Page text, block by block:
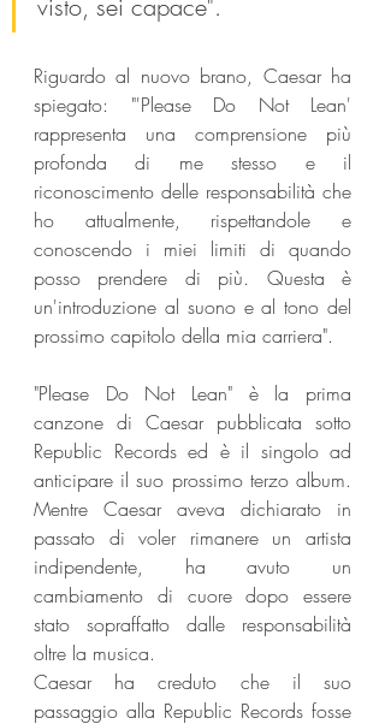
Riguardo al nuovo brano, Caesar ha
spiegato: "'Please Do Not Lean'
rappresenta una comprensione più
profonda di me stesso e il
riconoscimento delle responsabilità che
ho attualmente, rispettandole e
conoscendo i miei limiti di quando
posso prendere di più. Questa è
un'introduzione al suono e al tono del
prossimo capitolo della mia carriera".
"Please Do Not Lean" è la prima
canzone di Caesar pubblicata sotto
Republic Records ed è il singolo ad
anticipare il suo prossimo terzo album.
Mentre Caesar aveva dichiarato in
passato di voler rimanere un artista
indipendente, ha avuto un
cambiamento di cuore dopo essere
stato sopraffatto dalle responsabilità
oltre la musica.
Caesar ha creduto che il suo
passaggio alla Republic Records fosse